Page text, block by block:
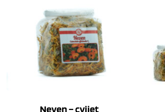
Neven – cvijet